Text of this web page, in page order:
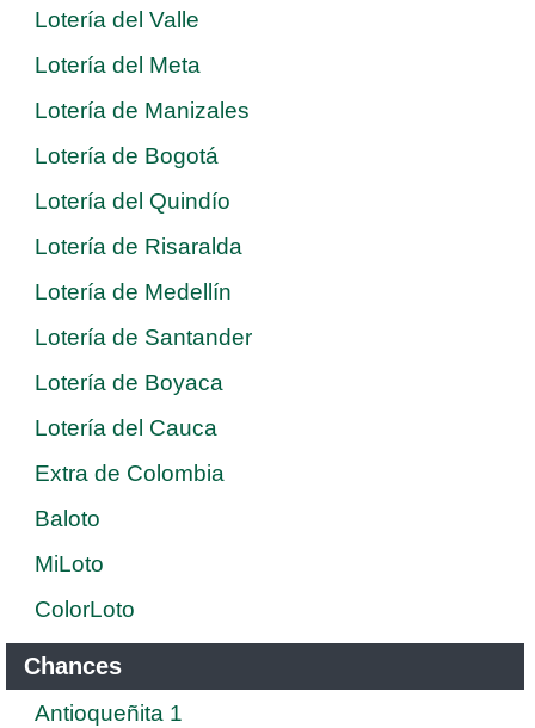
Lotería del Valle
Lotería del Meta
Lotería de Manizales
Lotería de Bogotá
Lotería del Quindío
Lotería de Risaralda
Lotería de Medellín
Lotería de Santander
Lotería de Boyaca
Lotería del Cauca
Extra de Colombia
Baloto
MiLoto
ColorLoto
Chances
Antioqueñita 1